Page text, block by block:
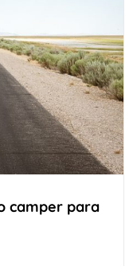
camper para